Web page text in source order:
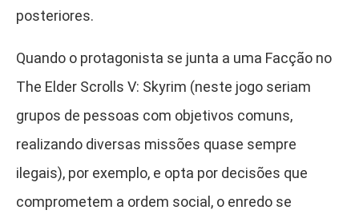
posteriores.
Quando o protagonista se junta a uma Facção no
The Elder Scrolls V: Skyrim (neste jogo seriam
grupos de pessoas com objetivos comuns,
realizando diversas missões quase sempre
ilegais), por exemplo, e opta por decisões que
comprometem a ordem social, o enredo se